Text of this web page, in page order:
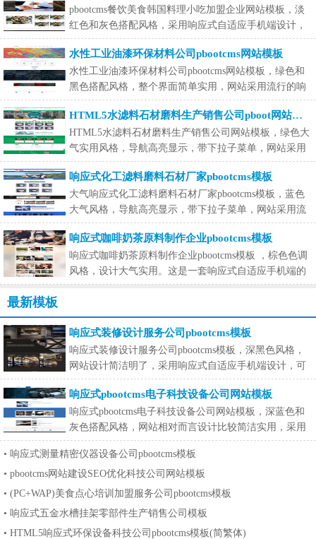
pbootcms餐饮美食韩国料理小吃加盟企业网站模板，淡
红色和灰色搭配风格，采用响应式自适应手机端设计，
可在手机端
水性工业油漆环保材料公司pbootcms网站模板
水性工业油漆环保材料公司pbootcms网站模板，绿色和
黑色搭配风格，整个界面简单实用，网站采用流行的响
应式设计，
HTML5水滤料石材磨料生产销售公司pboot网站模板
HTML5水滤料石材磨料生产销售公司网站模板，绿色大
气实用风格，导航高亮显示，带下拉子菜单，网站采用
流行的响应
响应式化工滤料磨料石材厂家pbootcms模板
大气响应式化工滤料磨料石材厂家pbootcms模板，蓝色
大气风格，导航高亮显示，带下拉子菜单，网站采用流
行的响应式
响应式咖啡奶茶原料制作企业pbootcms模板
响应式咖啡奶茶原料制作企业pbootcms模板 ，棕色色调
风格，设计大气实用。这是一套响应式自适应手机端的
网站模板
最新模板
响应式装修设计服务公司pbootcms模板
响应式装修设计服务公司pbootcms模板，深黑色风格，
网站设计简洁明了，采用响应式自适应手机端设计，可
在手机端适配。这
响应式pbootcms电子科技设备公司网站模板
响应式pbootcms电子科技设备公司网站模板，深蓝色和
灰色搭配风格，网站相对而言设计比较简洁实用，采用
响应式自适应手机
• 响应式测量精密仪器设备公司pbootcms模板
• pbootcms网站建设SEO优化科技公司网站模板
• (PC+WAP)美食点心培训加盟服务公司pbootcms模板
• 响应式五金水槽挂架零部件生产销售公司模板
• HTML5响应式环保设备科技公司pbootcms模板(简繁体)